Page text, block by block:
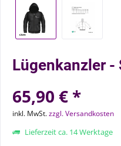
Lügenkanzler -
65,90 € *
inkl. MwSt.zzgl. Versandkosten
Lieferzeit ca. 14 Werktage